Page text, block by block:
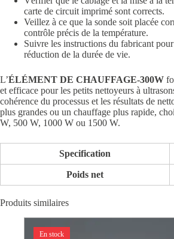
carte de circuit imprimé sont corrects.
Veillez à ce que la sonde soit placée
contrôle précis de la température.
Suivre les instructions du fabricant
réduction de la durée de vie.
L’ÉLÉMENT DE CHAUFFAGE-300W
et efficace pour les petits nettoyeurs à
cohérence du processus et les résultats de
plus grandes ou un chauffage plus rapide,
W, 500 W, 1000 W ou 1500 W.
Specification
Poids net
Produits similaires
En stock